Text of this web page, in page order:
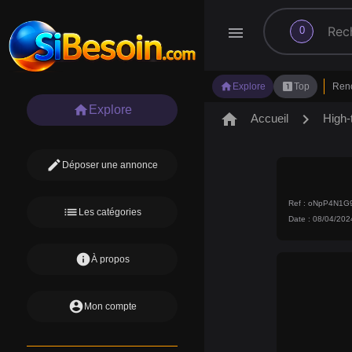
menu 0
search
home Explore looks_oneTop
home Explore
edit Déposer une annonce
list Les catégories
infoÀ propos
account_circle Mon compte
home Accueil chevron_right
Ref :
Date : 08/04/